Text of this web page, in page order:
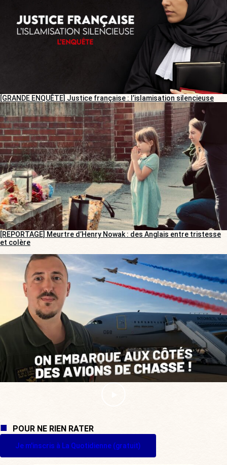
[GRANDE ENQUÊTE] Justice française : l’islamisation silencieuse
[REPORTAGE] Meurtre d’Henry Nowak : des Anglais entre tristesse
et colère
POUR NE RIEN RATER
Je m'inscris à La Quotidienne (gratuit)